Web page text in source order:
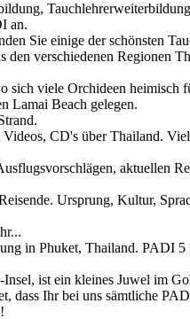
an.
Sie einige der schönsten
den verschiedenen Regionen
sich viele Orchideen heimisch
Lamai Beach gelegen.
CD's über Thailand.
aktuellen
Ursprung, Kultur,
in Phuket, Thailand. PADI
ist ein kleines Juwel im
dass Ihr bei uns sämtliche